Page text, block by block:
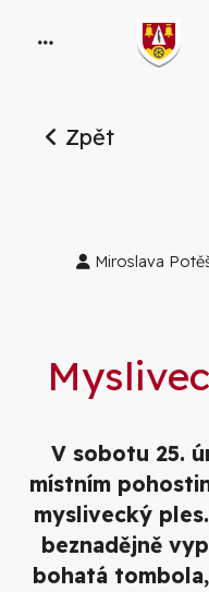
Zpět
Miroslava
V sobotu 25.
místním
myslivecký
beznadějně
bohatá